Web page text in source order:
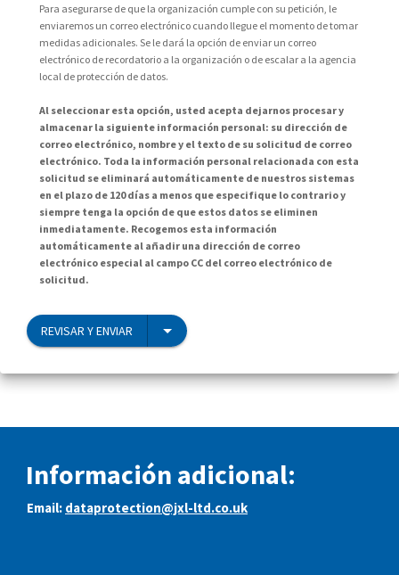
Para asegurarse de que la organización cumple con su petición, le
enviaremos un correo electrónico cuando llegue el momento de tomar
medidas adicionales. Se le dará la opción de enviar un correo
electrónico de recordatorio a la organización o de escalar a la agencia
local de protección de datos.
Al seleccionar esta opción, usted acepta dejarnos procesar y
almacenar la siguiente información personal: su dirección de
correo electrónico, nombre y el texto de su solicitud de correo
electrónico. Toda la información personal relacionada con esta
solicitud se eliminará automáticamente de nuestros sistemas
en el plazo de 120 días a menos que especifique lo contrario y
siempre tenga la opción de que estos datos se eliminen
inmediatamente. Recogemos esta información
automáticamente al añadir una dirección de correo
electrónico especial al campo CC del correo electrónico de
solicitud.
REVISAR Y ENVIAR
Información adicional:
Email: dataprotection@jxl-ltd.co.uk